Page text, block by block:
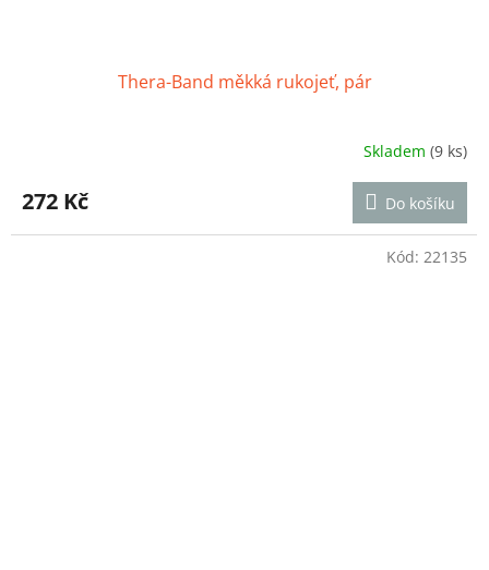
Thera-Band měkká rukojeť, pár
produktu
je
5,0
Skladem(9 ks)
272 Kč Do košíku
Kód: 22135